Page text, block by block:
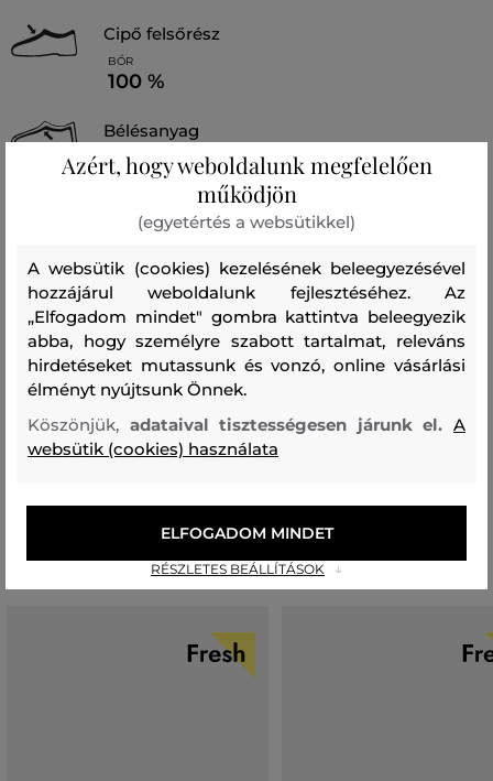
cipő felsőrész
BŐR
100 %
bélésanyag
BŐR
100 %
talpbetét
50 % 50 %
cipőtalp
GUMI
100 %
Utcai cipő
Ajánlott termékek
Azért, hogy weboldalunk megfelelően
működjön
(egyetértés a websütikkel)
A websütik (cookies) kezelésének beleegyezésével
hozzájárul weboldalunk fejlesztéséhez. Az
„Elfogadom mindet" gombra kattintva beleegyezik
abba, hogy személyre szabott tartalmat, releváns
hirdetéseket mutassunk és vonzó, online vásárlási
élményt nyújtsunk Önnek.
Köszönjük, adataival tisztességesen járunk el.A
websütik (cookies) használata
RÉSZLETES BEÁLLÍTÁSOK
ELFOGADOM MINDET